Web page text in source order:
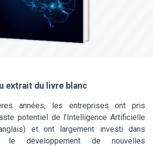
extrait du livre blanc
années, les entreprises ont pris
potentiel de l’Intelligence Artificielle
et ont largement investi dans
le développement de nouvelles